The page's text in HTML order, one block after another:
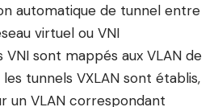
automatique de tunnel entre
virtuel ou VNI
sont mappés aux VLAN de
tunnels VXLAN sont établis,
un VLAN correspondant